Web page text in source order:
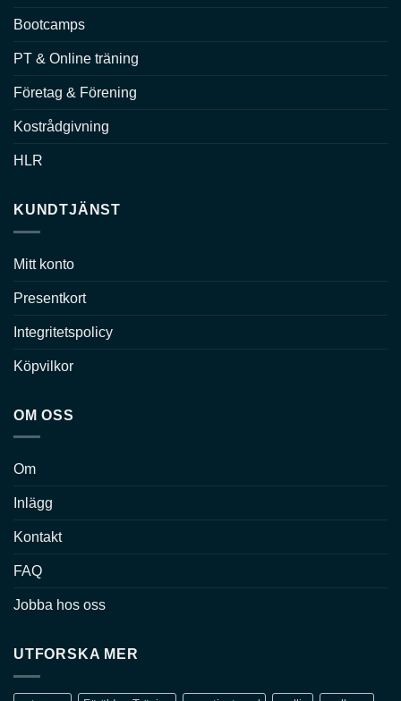
Bootcamps
PT & Online träning
Företag & Förening
Kostrådgivning
HLR
KUNDTJÄNST
Mitt konto
Presentkort
Integritetspolicy
Köpvilkor
OM OSS
Om
Inlägg
Kontakt
FAQ
Jobba hos oss
UTFORSKA MER